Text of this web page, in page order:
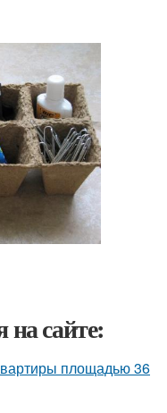
на сайте:
площадью 36